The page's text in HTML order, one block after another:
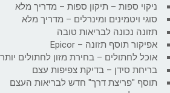
ניקוי ספות – תיקון ספות – מדריך מלא
סוגי ויטמינים ומינרלים – מדריך מלא
תזונה נכונה לבריאות טובה
אפיקור תוסף תזונה – Epicor
אוכל לחתולים – בחירת מזון לחתולים
בריחת סידן – בדיקת צפיפות עצם
תוסף "פריצת דרך" חדש לבריאות העצם